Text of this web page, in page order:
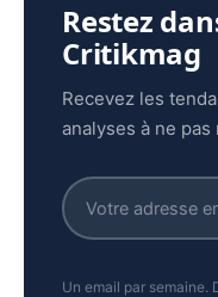
Restez
Critikmag
Recevez les
analyses à ne pas
Un email par semaine.